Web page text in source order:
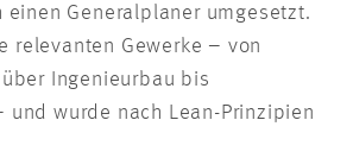
einen Generalplaner umgesetzt.
relevanten Gewerke – von
Ingenieurbau bis
und wurde nach Lean-Prinzipien